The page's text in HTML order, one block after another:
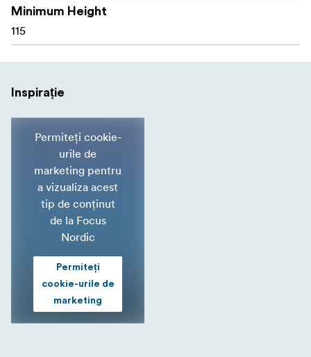
Minimum Height
115
Inspirație
Permiteți cookie-
urile de
marketing pentru
a vizualiza acest
tip de conținut
de la Focus
Nordic
Permiteți
cookie-urile de
marketing